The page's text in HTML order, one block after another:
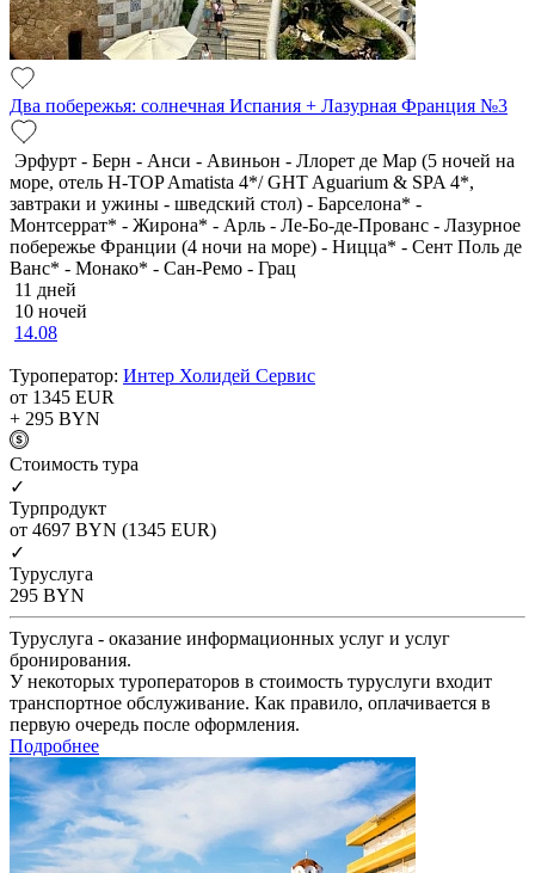
Два побережья: солнечная Испания + Лазурная Франция №3
Эрфурт - Берн - Анси - Авиньон - Ллорет де Мар (5 ночей на
море, отель H-TOP Amatista 4*/ GHT Aguarium & SPA 4*,
завтраки и ужины - шведский стол) - Барселона* -
Монтсеррат* - Жирона* - Арль - Ле-Бо-де-Прованс - Лазурное
побережье Франции (4 ночи на море) - Ницца* - Сент Поль де
Ванс* - Монако* - Сан-Ремо - Грац
11 дней
10 ночей
14.08
Туроператор: Интер Холидей Сервис
от 1345 EUR
+ 295 BYN
Cтоимость тура
✓
Турпродукт
от 4697 BYN (1345 EUR)
✓
Туруслуга
295 BYN
Туруслуга - оказание информационных услуг и услуг
бронирования.
У некоторых туроператоров в стоимость туруслуги входит
транспортное обслуживание. Как правило, оплачивается в
первую очередь после оформления.
Подробнее